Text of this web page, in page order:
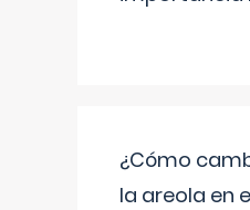
¿Cómo
la areola en